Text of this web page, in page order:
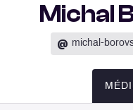
Michal
@ michal-